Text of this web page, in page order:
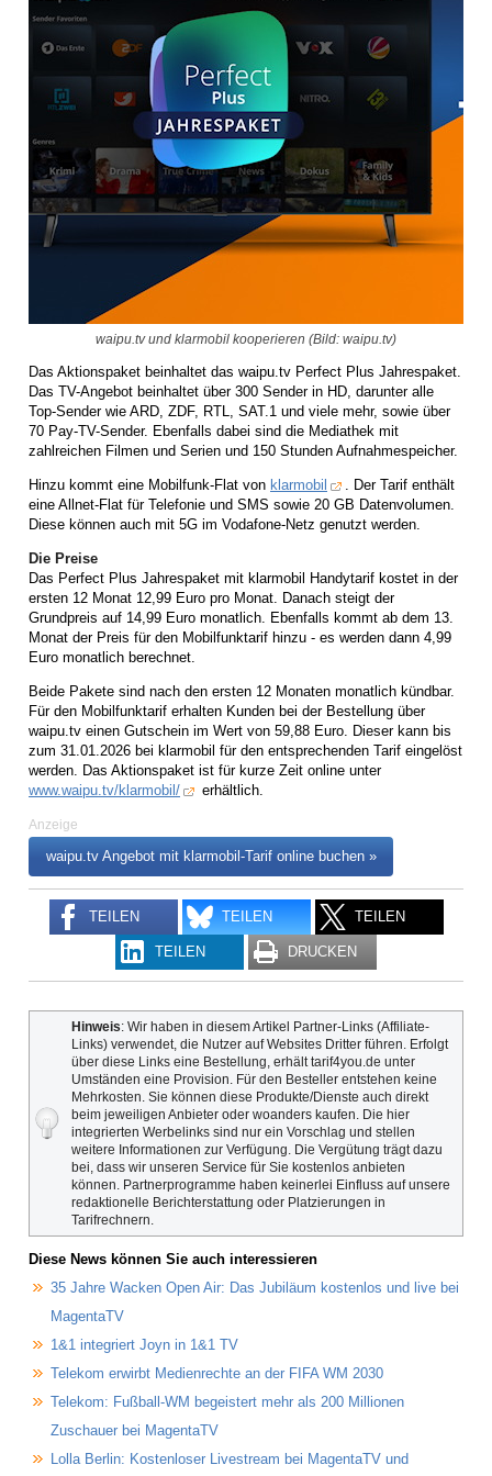
waipu.tv und klarmobil kooperieren (Bild: waipu.tv)
Das Aktionspaket beinhaltet das waipu.tv Perfect Plus Jahrespaket.
Das TV-Angebot beinhaltet über 300 Sender in HD, darunter alle
Top-Sender wie ARD, ZDF, RTL, SAT.1 und viele mehr, sowie über
70 Pay-TV-Sender. Ebenfalls dabei sind die Mediathek mit
zahlreichen Filmen und Serien und 150 Stunden Aufnahmespeicher.
Hinzu kommt eine Mobilfunk-Flat von klarmobil
. Der Tarif enthält
eine Allnet-Flat für Telefonie und SMS sowie 20 GB Datenvolumen.
Diese können auch mit 5G im Vodafone-Netz genutzt werden.
Die Preise
Das Perfect Plus Jahrespaket mit klarmobil Handytarif kostet in der
ersten 12 Monat 12,99 Euro pro Monat. Danach steigt der
Grundpreis auf 14,99 Euro monatlich. Ebenfalls kommt ab dem 13.
Monat der Preis für den Mobilfunktarif hinzu - es werden dann 4,99
Euro monatlich berechnet.
Beide Pakete sind nach den ersten 12 Monaten monatlich kündbar.
Für den Mobilfunktarif erhalten Kunden bei der Bestellung über
waipu.tv einen Gutschein im Wert von 59,88 Euro. Dieser kann bis
zum 31.01.2026 bei klarmobil für den entsprechenden Tarif eingelöst
werden. Das Aktionspaket ist für kurze Zeit online unter
www.waipu.tv/klarmobil/
erhältlich.
Anzeige
waipu.tv Angebot mit klarmobil-Tarif online buchen »
TEILEN TEILEN TEILEN
TEILEN DRUCKEN
Hinweis: Wir haben in diesem Artikel Partner-Links (Affiliate-
Links) verwendet, die Nutzer auf Websites Dritter führen. Erfolgt
über diese Links eine Bestellung, erhält tarif4you.de unter
Umständen eine Provision. Für den Besteller entstehen keine
Mehrkosten. Sie können diese Produkte/Dienste auch direkt
beim jeweiligen Anbieter oder woanders kaufen. Die hier
integrierten Werbelinks sind nur ein Vorschlag und stellen
weitere Informationen zur Verfügung. Die Vergütung trägt dazu
bei, dass wir unseren Service für Sie kostenlos anbieten
können. Partnerprogramme haben keinerlei Einfluss auf unsere
redaktionelle Berichterstattung oder Platzierungen in
Tarifrechnern.
Diese News können Sie auch interessieren
35 Jahre Wacken Open Air: Das Jubiläum kostenlos und live bei
MagentaTV
1&1 integriert Joyn in 1&1 TV
Telekom erwirbt Medienrechte an der FIFA WM 2030
Telekom: Fußball-WM begeistert mehr als 200 Millionen
Zuschauer bei MagentaTV
Lolla Berlin: Kostenloser Livestream bei MagentaTV und